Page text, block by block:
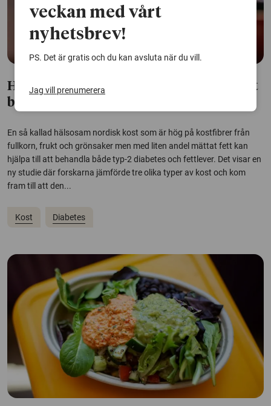
Hälsosam nordisk kost kan hjälpa till att
behandla typ-2 diabetes och fettlever
En så kallad hälsosam nordisk kost som är hög på kostfibrer från
fullkorn, frukt och grönsaker men med liten andel mättat fett kan
hjälpa till att behandla både typ-2 diabetes och fettlever. Det visar en
ny studie där forskarna jämförde tre olika typer av kost och kom
fram till att den...
Kost Diabetes
veckan med vårt
nyhetsbrev!
PS. Det är gratis och du kan avsluta när du vill.
Jag vill prenumerera